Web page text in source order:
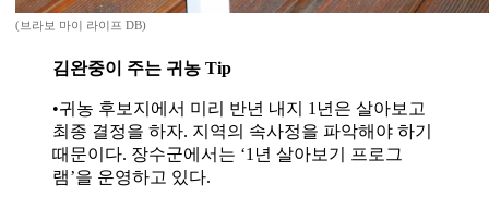
(브라보 마이 라이프 DB)
김완중이 주는 귀농 Tip
•귀농 후보지에서 미리 반년 내지 1년은 살아보고
최종 결정을 하자. 지역의 속사정을 파악해야 하기
때문이다. 장수군에서는 ‘1년 살아보기 프로그
램’을 운영하고 있다.